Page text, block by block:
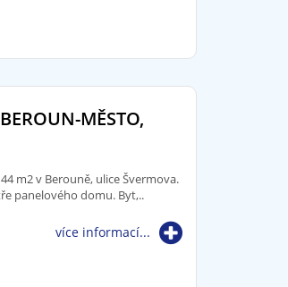
MĚSTO,
m2 v Berouně, ulice Švermova.
panelového domu. Byt,..
více informací...